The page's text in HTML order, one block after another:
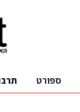
ספורט